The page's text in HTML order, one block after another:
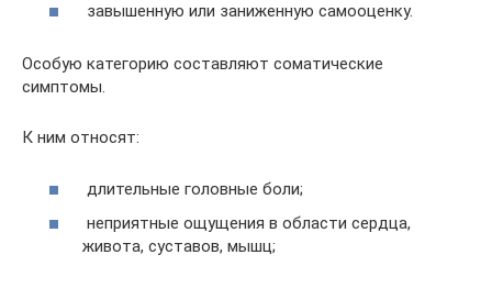
завышенную или заниженную самооценку.
Особую категорию составляют соматические
симптомы.
К ним относят:
длительные головные боли;
неприятные ощущения в области сердца,
живота, суставов, мышц;